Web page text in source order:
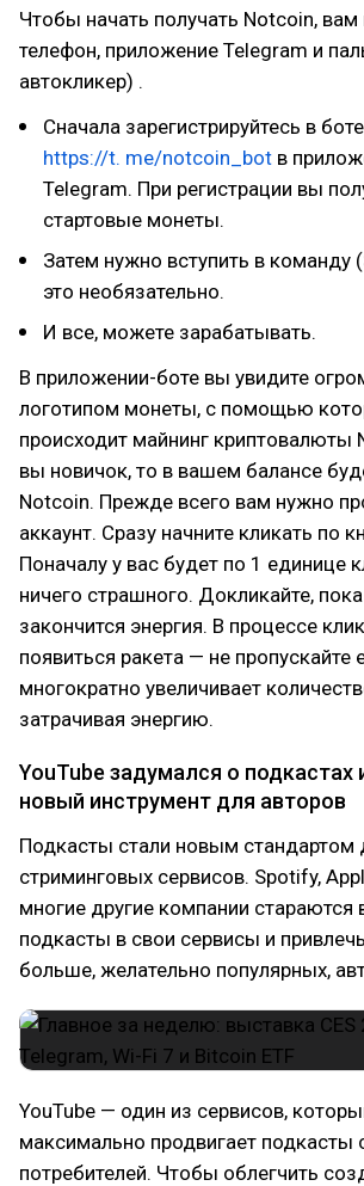
Чтобы начать получать Notcoin, вам
телефон, приложение Telegram и
автокликер) .
Сначала зарегистрируйтесь в
https://t. me/notcoin_bot в
Telegram. При регистрации вы
стартовые монеты.
Затем нужно вступить в команду
это необязательно.
И все, можете зарабатывать.
В приложении-боте вы увидите
логотипом монеты, с помощью
происходит майнинг криптовалюты
вы новичок, то в вашем балансе
Notcoin. Прежде всего вам нужно
аккаунт. Сразу начните кликать по
Поначалу у вас будет по 1 единице
ничего страшного. Докликайте,
закончится энергия. В процессе
появиться ракета — не пропускайте
многократно увеличивает
затрачивая энергию.
YouTube задумался о подкастах
новый инструмент для авторов
Подкасты стали новым стандартом
стриминговых сервисов. Spotify,
многие другие компании стараются
подкасты в свои сервисы и
больше, желательно популярных,
YouTube — один из сервисов,
максимально продвигает подкасты
потребителей. Чтобы облегчить